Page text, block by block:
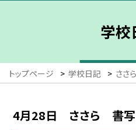
学校
トップページ > 学校日記 > ささら
4月28日 ささら 書写